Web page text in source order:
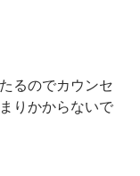
るのでカウンセ
りかからないで